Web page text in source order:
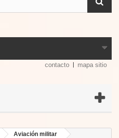
contacto mapa sitio
Aviación militar